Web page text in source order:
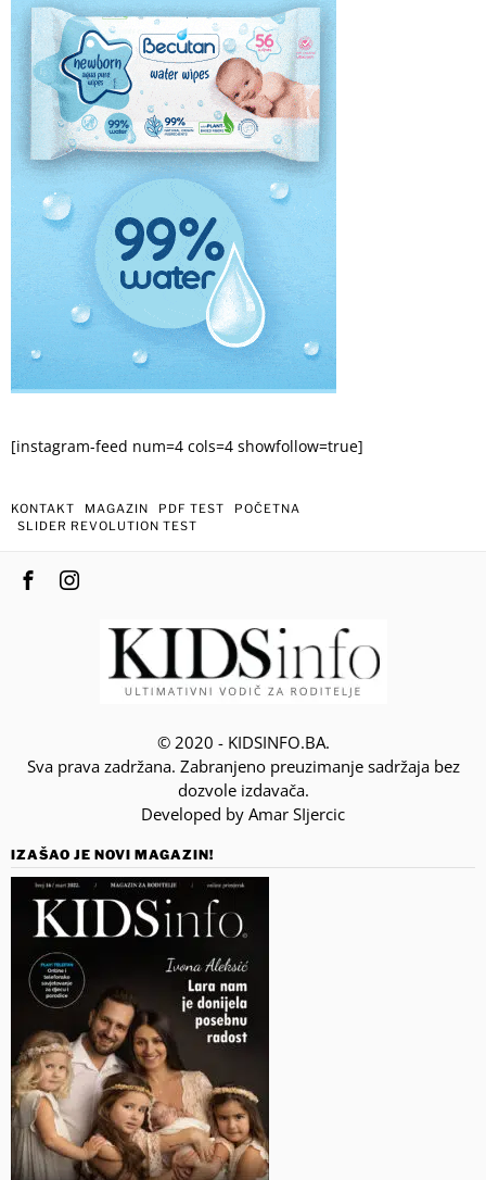
[instagram-feed num=4 cols=4 showfollow=true]
KONTAKT MAGAZIN PDF TEST
POČETNA
SLIDER REVOLUTION TEST
© 2020 - KIDSINFO.BA.
Sva prava zadržana. Zabranjeno preuzimanje sadržaja bez
dozvole izdavača.
Developed by Amar SIjercic
IZAŠAO JE NOVI MAGAZIN!